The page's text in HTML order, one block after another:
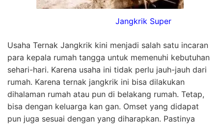
Jangkrik Super
Usaha Ternak Jangkrik kini menjadi salah satu incaran
para kepala rumah tangga untuk memenuhi kebutuhan
sehari-hari. Karena usaha ini tidak perlu jauh-jauh dari
rumah. Karena ternak jangkrik ini bisa dilakukan
dihalaman rumah atau pun di belakang rumah. Tetap,
bisa dengan keluarga kan gan. Omset yang didapat
pun juga sesuai dengan yang diharapkan. Pastinya